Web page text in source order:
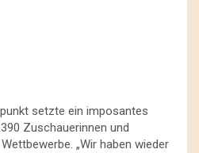
setzte ein imposantes
Zuschauerinnen und
„Wir haben wieder